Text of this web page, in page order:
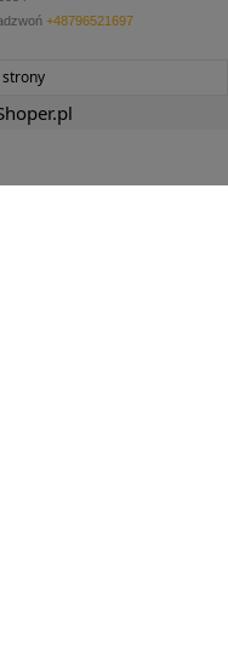
+48796521697
strony